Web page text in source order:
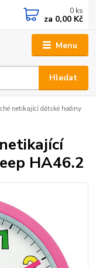
Menu
Hledat
0 ks
za 0,00 Kč
netikající dětské hodiny
HA46.2